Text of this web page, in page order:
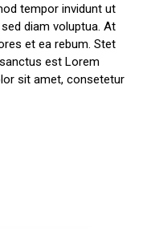
tempor invidunt ut
diam voluptua. At
et ea rebum. Stet
est Lorem
sit amet, consetetur